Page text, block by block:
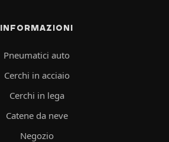
INFORMAZIONI
Pneumatici auto
Cerchi in acciaio
Cerchi in lega
Catene da neve
Negozio